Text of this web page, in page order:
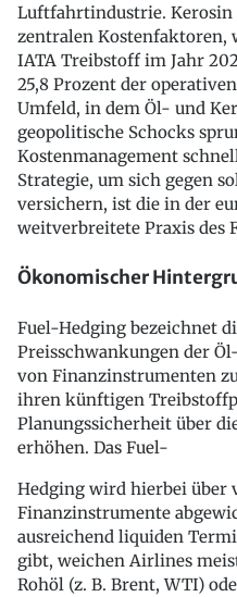
Luftfahrtindustrie.
zentralen Kostenfaktoren,
IATA Treibstoff im Jahr
25,8 Prozent der
Umfeld, in dem Öl- und
geopolitische Schocks
Kostenmanagement
Strategie, um sich gegen
versichern, ist die in der
weitverbreitete Praxis des
Ökonomischer
Fuel-Hedging bezeichnet
Preisschwankungen der
von Finanzinstrumenten
ihren künftigen
Planungssicherheit über
erhöhen. Das Fuel-
Hedging wird hierbei über
Finanzinstrumente
ausreichend liquiden
gibt, weichen Airlines
Rohöl (z. B. Brent, WTI)